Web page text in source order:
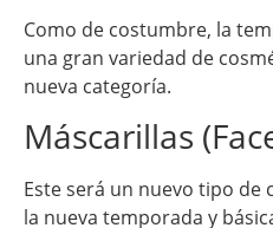
Como de costumbre, la
una gran variedad de
nueva categoría.
Máscarillas
Este será un nuevo tipo de
la nueva temporada y